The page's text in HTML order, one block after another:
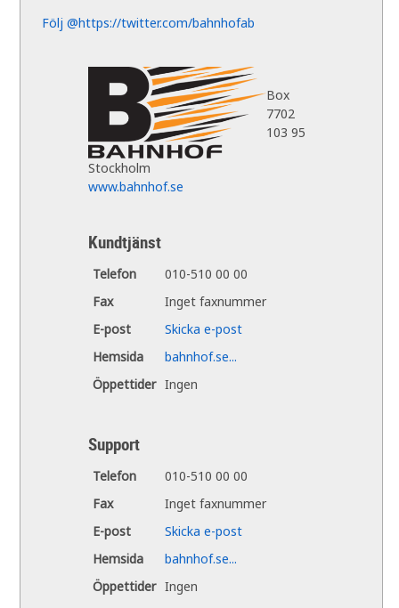
Följ @https://twitter.com/bahnhofab
Box
7702
103 95
Stockholm
www.bahnhof.se
Kundtjänst
Telefon
010-510 00 00
Fax
Inget faxnummer
E-post
Skicka e-post
Hemsida
bahnhof.se...
Öppettider Ingen
Support
Telefon
010-510 00 00
Fax
Inget faxnummer
E-post
Skicka e-post
Hemsida
bahnhof.se...
Öppettider Ingen